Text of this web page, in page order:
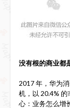
没有根的商业都
2017 年，华为
机，以 20.4%
心：业务怎么增